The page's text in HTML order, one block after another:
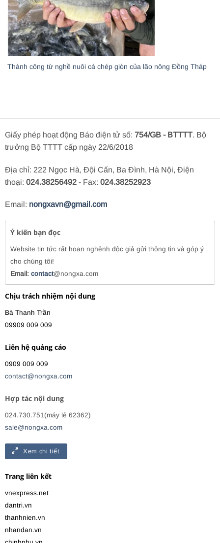
Thành công từ nghề nuôi cá chép giòn của lão nông Đồng Tháp
Giấy phép hoạt động Báo điện tử số: 754/GB - BTTTT. Bộ
trưởng Bộ TTTT cấp ngày 22/6/2018
Địa chỉ: 222 Ngọc Hà, Đội Cấn, Ba Đình, Hà Nội, Điện
thoại: 024.38256492 - Fax: 024.38252923
Email: nongxavn@gmail.com
Ý kiến bạn đọc
Website tin tức rất hoan nghênh độc giả gửi thông tin và góp ý
cho chúng tôi!
Email: contact@nongxa.com
Chịu trách nhiệm nội dung
Bà Thanh Trần
09909 009 009
Liên hệ quảng cáo
0909 009 009
contact@nongxa.com
Hợp tác nội dung
024.730.751(máy lẻ 62362)
sale@nongxa.com
Xem chi tiết
Trang liên kết
vnexpress.net
dantri.vn
thanhnien.vn
nhandan.vn